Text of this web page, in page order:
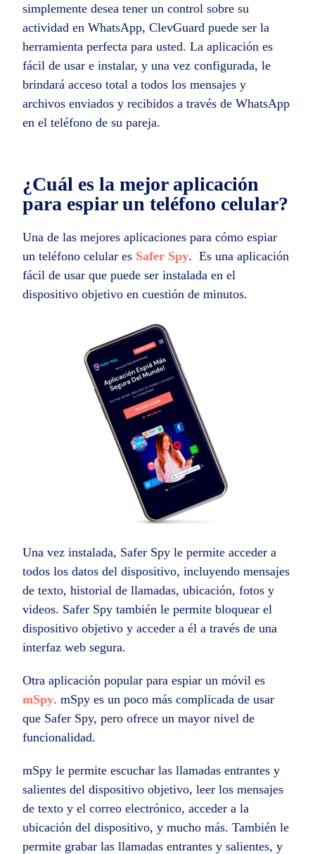
simplemente desea tener un control sobre su
actividad en WhatsApp, ClevGuard puede ser la
herramienta perfecta para usted. La aplicación es
fácil de usar e instalar, y una vez configurada, le
brindará acceso total a todos los mensajes y
archivos enviados y recibidos a través de WhatsApp
en el teléfono de su pareja.
¿Cuál es la mejor aplicación
para espiar un teléfono celular?
Una de las mejores aplicaciones para cómo espiar
un teléfono celular es Safer Spy. Es una aplicación
fácil de usar que puede ser instalada en el
dispositivo objetivo en cuestión de minutos.
Una vez instalada, Safer Spy le permite acceder a
todos los datos del dispositivo, incluyendo mensajes
de texto, historial de llamadas, ubicación, fotos y
videos. Safer Spy también le permite bloquear el
dispositivo objetivo y acceder a él a través de una
interfaz web segura.
Otra aplicación popular para espiar un móvil es
mSpy. mSpy es un poco más complicada de usar
que Safer Spy, pero ofrece un mayor nivel de
funcionalidad.
mSpy le permite escuchar las llamadas entrantes y
salientes del dispositivo objetivo, leer los mensajes
de texto y el correo electrónico, acceder a la
ubicación del dispositivo, y mucho más. También le
permite grabar las llamadas entrantes y salientes, y